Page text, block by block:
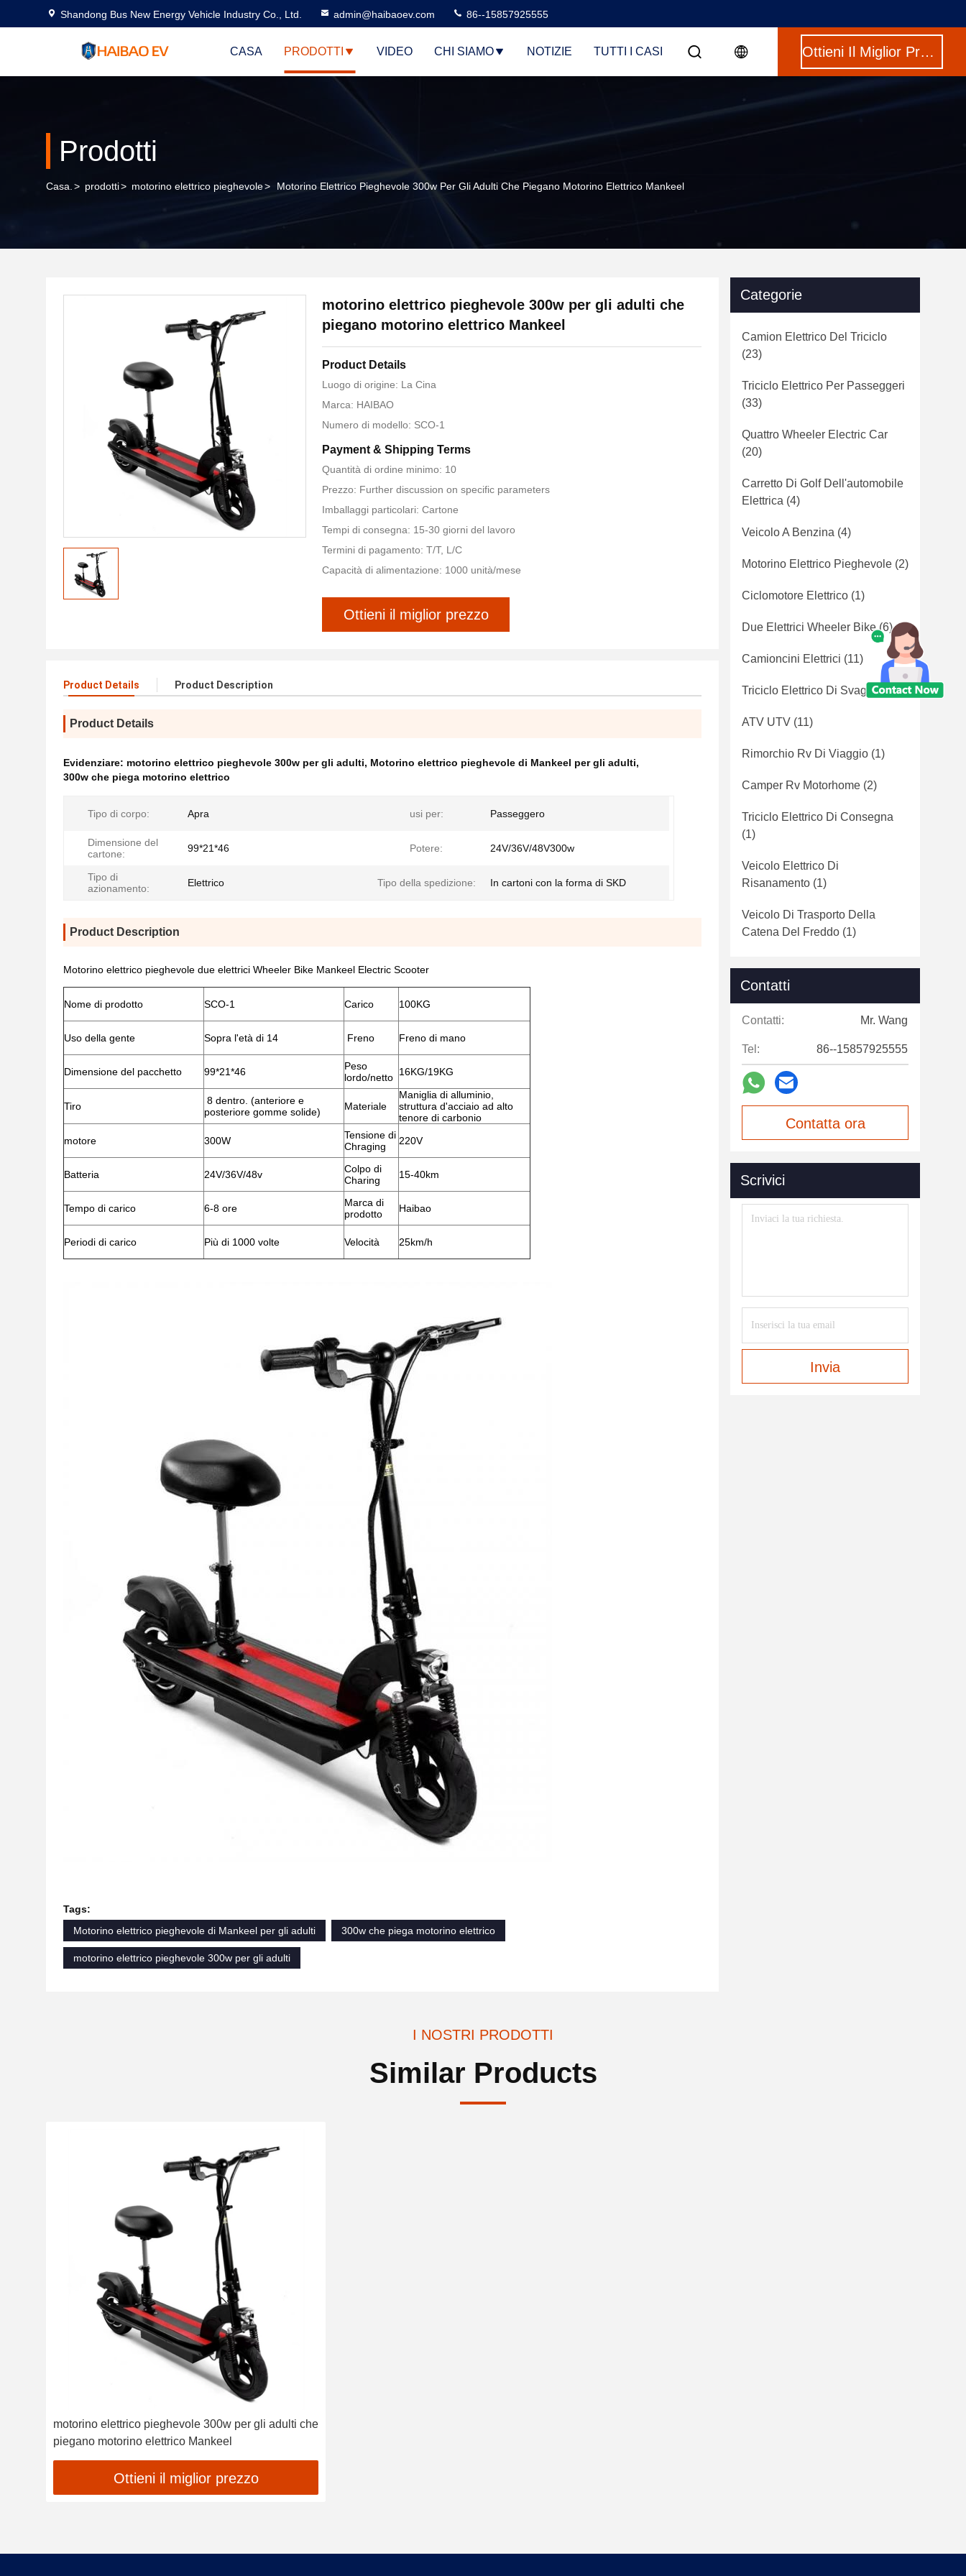
Shandong Bus New Energy Vehicle Industry Co., Ltd. admin@haibaoev.com 86--15857925555
CASA PRODOTTI VIDEO CHI SIAMO NOTIZIE TUTTI I CASI Ottieni Il Miglior Prezzo
Prodotti
Casa. > prodotti> motorino elettrico pieghevole> Motorino Elettrico Pieghevole 300w Per Gli Adulti Che Piegano Motorino Elettrico Mankeel
motorino elettrico pieghevole 300w per gli adulti che
piegano motorino elettrico Mankeel
Product Details
Luogo di origine: La Cina
Marca: HAIBAO
Numero di modello: SCO-1
Payment & Shipping Terms
Quantità di ordine minimo: 10
Prezzo: Further discussion on specific parameters
Imballaggi particolari: Cartone
Tempi di consegna: 15-30 giorni del lavoro
Termini di pagamento: T/T, L/C
Capacità di alimentazione: 1000 unità/mese
Ottieni il miglior prezzo
Product Details Product Description
Product Details
Evidenziare: motorino elettrico pieghevole 300w per gli adulti, Motorino elettrico pieghevole di Mankeel per gli adulti,
300w che piega motorino elettrico
Tipo di corpo: Apra usi per: Passeggero
Dimensione del
cartone:
99*21*46 Potere: 24V/36V/48V300w
Tipo di
azionamento:
Elettrico Tipo della spedizione: In cartoni con la forma di SKD
Product Description
Motorino elettrico pieghevole due elettrici Wheeler Bike Mankeel Electric Scooter
Nome di prodotto SCO-1 Carico 100KG
Uso della gente Sopra l'età di 14 Freno Freno di mano
Dimensione del pacchetto 99*21*46
Peso
lordo/netto 16KG/19KG
Tiro
8 dentro. (anteriore e
posteriore gomme solide)
Materiale
Maniglia di alluminio,
struttura d'acciaio ad alto
tenore di carbonio
motore
300W
Tensione di
Chraging
220V
Batteria 24V/36V/48v
Colpo di
Charing
15-40km
Tempo di carico 6-8 ore
Marca di
prodotto
Haibao
Periodi di carico Più di 1000 volte Velocità 25km/h
Tags:
Motorino elettrico pieghevole di Mankeel per gli adulti
300w che piega motorino elettrico
motorino elettrico pieghevole 300w per gli adulti
Categorie
Camion Elettrico Del Triciclo
(23)
Triciclo Elettrico Per Passeggeri
(33)
Quattro Wheeler Electric Car
(20)
Carretto Di Golf Dell'automobile
Elettrica (4)
Veicolo A Benzina (4)
Motorino Elettrico Pieghevole (2)
Ciclomotore Elettrico (1)
Due Elettrici Wheeler Bike(6)
Camioncini Elettrici (11)
Triciclo Elettrico Di Svago(3)
ATV UTV (11)
Rimorchio Rv Di Viaggio (1)
Camper Rv Motorhome (2)
Triciclo Elettrico Di Consegna
(1)
Veicolo Elettrico Di
Risanamento (1)
Veicolo Di Trasporto Della
Catena Del Freddo (1)
Contatti
Contatti: Mr. Wang
Tel: 86--15857925555
Contatta ora
Scrivici
Invia
I NOSTRI PRODOTTI
Similar Products
motorino elettrico pieghevole 300w per gli adulti che
piegano motorino elettrico Mankeel
Ottieni il miglior prezzo